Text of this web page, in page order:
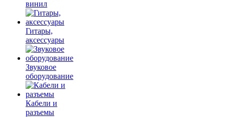
винил
Гитары,
аксессуары
Звуковое
оборудование
Кабели и
разъемы